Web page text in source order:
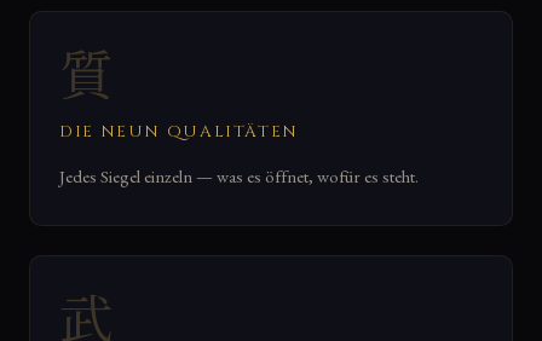
質
DIE NEUN QUALITÄTEN
Jedes Siegel einzeln — was es öffnet, wofür es steht.
武